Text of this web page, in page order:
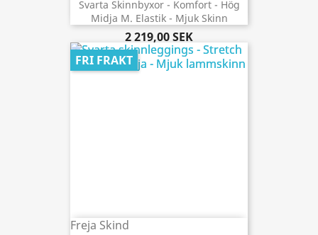
Svarta Skinnbyxor - Komfort - Hög
Midja M. Elastik - Mjuk Skinn
2 219,00 SEK
Freja Skind
FRI FRAKT